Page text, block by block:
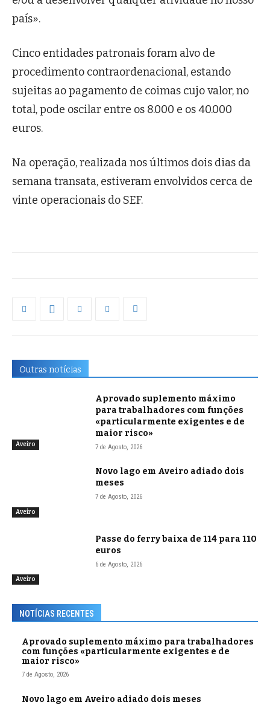
país».
Cinco entidades patronais foram alvo de
procedimento contraordenacional, estando
sujeitas ao pagamento de coimas cujo valor, no
total, pode oscilar entre os 8.000 e os 40.000
euros.
Na operação, realizada nos últimos dois dias da
semana transata, estiveram envolvidos cerca de
vinte operacionais do SEF.
Outras notícias
Aveiro
Aprovado suplemento máximo
para trabalhadores com funções
«particularmente exigentes e de
maior risco»
7 de Agosto, 2026
Aveiro
Novo lago em Aveiro adiado dois
meses
7 de Agosto, 2026
Aveiro
Passe do ferry baixa de 114 para 110
euros
6 de Agosto, 2026
NOTÍCIAS RECENTES
Aprovado suplemento máximo para trabalhadores
com funções «particularmente exigentes e de
maior risco»
7 de Agosto, 2026
Novo lago em Aveiro adiado dois meses